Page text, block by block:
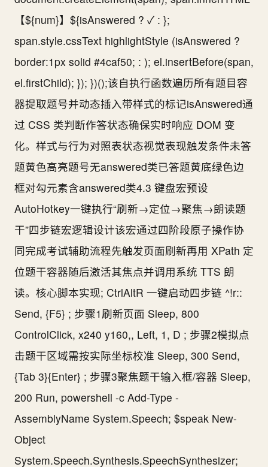
【${num}】${isAnswered ? ✓ : };
span.style.cssText highlightStyle (isAnswered ?
border:1px solid #4caf50; : ); el.insertBefore(span,
el.firstChild); }); })();该自执行函数遍历所有题目容
器提取题号并动态插入带样式的标记isAnswered通
过 CSS 类判断作答状态确保实时响应 DOM 变
化。样式与行为对照表状态视觉表现触发条件未答
题黄色高亮题号无answered类已答题黄底绿色边
框对勾元素含answered类4.3 键盘宏预设
AutoHotkey一键执行“刷新→定位→聚焦→朗读题
干”四步链宏逻辑设计该宏通过四阶段原子操作协
同完成考试辅助流程先触发页面刷新再用 XPath 定
位题干容器随后激活其焦点并调用系统 TTS 朗
读。核心脚本实现; CtrlAltR 一键启动四步链 ^!r::
Send, {F5} ; 步骤1刷新页面 Sleep, 800
ControlClick, x240 y160,, Left, 1, D ; 步骤2模拟点
击题干区域需按实际坐标校准 Sleep, 300 Send,
{Tab 3}{Enter} ; 步骤3聚焦题干输入框/容器 Sleep,
200 Run, powershell -c Add-Type -
AssemblyName System.Speech; $speak New-
Object
System.Speech.Synthesis.SpeechSynthesizer;